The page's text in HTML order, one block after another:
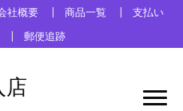
社概要 商品一覧
支払い
郵便追跡